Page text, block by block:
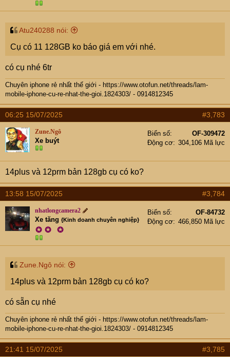
Atu240288 nói:
Cụ có 11 128GB ko báo giá em với nhé.
có cụ nhé 6tr
Chuyên iphone rẻ nhất thế giới - https://www.otofun.net/threads/lam-
mobile-iphone-cu-re-nhat-the-gioi.1824303/ - 0914812345
06:25 15/07/2025 #3,783
Zune.Ngô
Xe buýt
Biển số
OF-309472
Động cơ
304,106 Mã lực
14plus và 12prm bản 128gb cụ có ko?
13:58 15/07/2025 #3,784
nhatlongcamera2
Xe tăng {Kinh doanh chuyên nghiệp}
✪ ✪ ✪
Biển số
OF-84732
Động cơ
466,850 Mã lực
Zune.Ngô nói:
14plus và 12prm bản 128gb cụ có ko?
có sẵn cụ nhé
Chuyên iphone rẻ nhất thế giới - https://www.otofun.net/threads/lam-
mobile-iphone-cu-re-nhat-the-gioi.1824303/ - 0914812345
21:41 15/07/2025 #3,785